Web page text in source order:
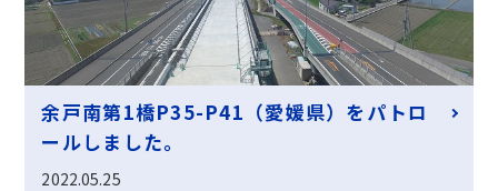
余戸南第1橋P35-P41（愛媛県）をパトロ
ールしました。
2022.05.25